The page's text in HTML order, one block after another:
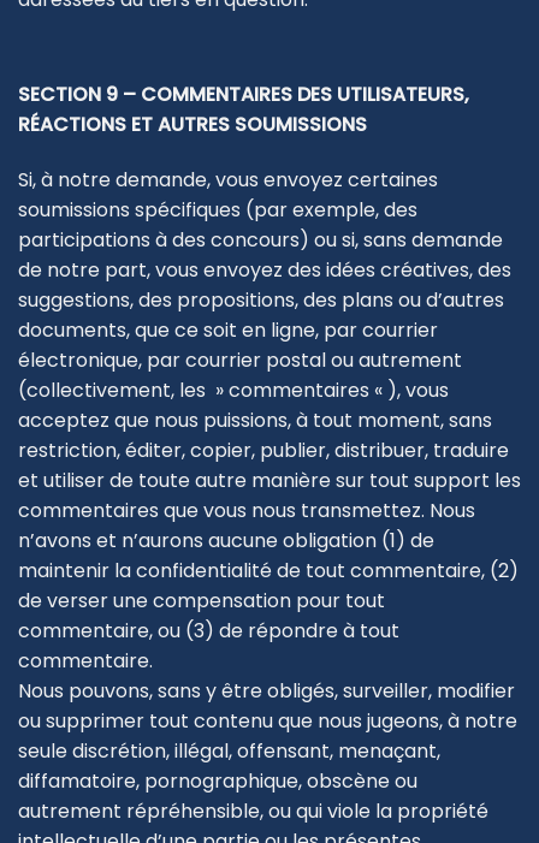
SECTION 9 – COMMENTAIRES DES UTILISATEURS,
RÉACTIONS ET AUTRES SOUMISSIONS
Si, à notre demande, vous envoyez certaines
soumissions spécifiques (par exemple, des
participations à des concours) ou si, sans demande
de notre part, vous envoyez des idées créatives, des
suggestions, des propositions, des plans ou d’autres
documents, que ce soit en ligne, par courrier
électronique, par courrier postal ou autrement
(collectivement, les » commentaires « ), vous
acceptez que nous puissions, à tout moment, sans
restriction, éditer, copier, publier, distribuer, traduire
et utiliser de toute autre manière sur tout support les
commentaires que vous nous transmettez. Nous
n’avons et n’aurons aucune obligation (1) de
maintenir la confidentialité de tout commentaire, (2)
de verser une compensation pour tout
commentaire, ou (3) de répondre à tout
commentaire.
Nous pouvons, sans y être obligés, surveiller, modifier
ou supprimer tout contenu que nous jugeons, à notre
seule discrétion, illégal, offensant, menaçant,
diffamatoire, pornographique, obscène ou
autrement répréhensible, ou qui viole la propriété